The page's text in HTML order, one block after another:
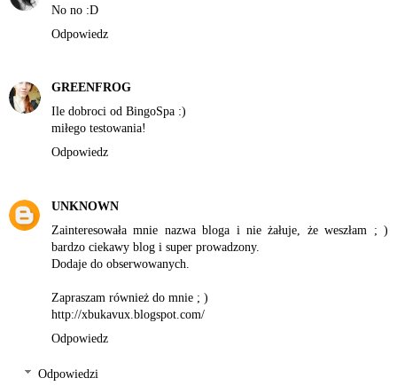
No no :D
Odpowiedz
GREENFROG
Ile dobroci od BingoSpa :)
miłego testowania!
Odpowiedz
UNKNOWN
Zainteresowała mnie nazwa bloga i nie żałuje, że weszłam ; )
bardzo ciekawy blog i super prowadzony.
Dodaje do obserwowanych.
Zapraszam również do mnie ; )
http://xbukavux.blogspot.com/
Odpowiedz
Odpowiedzi